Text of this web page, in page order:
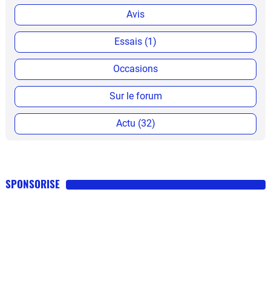
Avis
Essais (1)
Occasions
Sur le forum
Actu (32)
SPONSORISE